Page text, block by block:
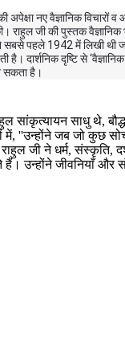
नए वैज्ञानिक विचारों व
राहुल जी की पुस्तक
पहले 1942 में लिखी थी
दार्शनिक दृष्टि से
सकता है।
सांकृत्यायन साधु
जब जो कुछ
ने धर्म, संस्कृति,
उन्होंने जीवनियाँ